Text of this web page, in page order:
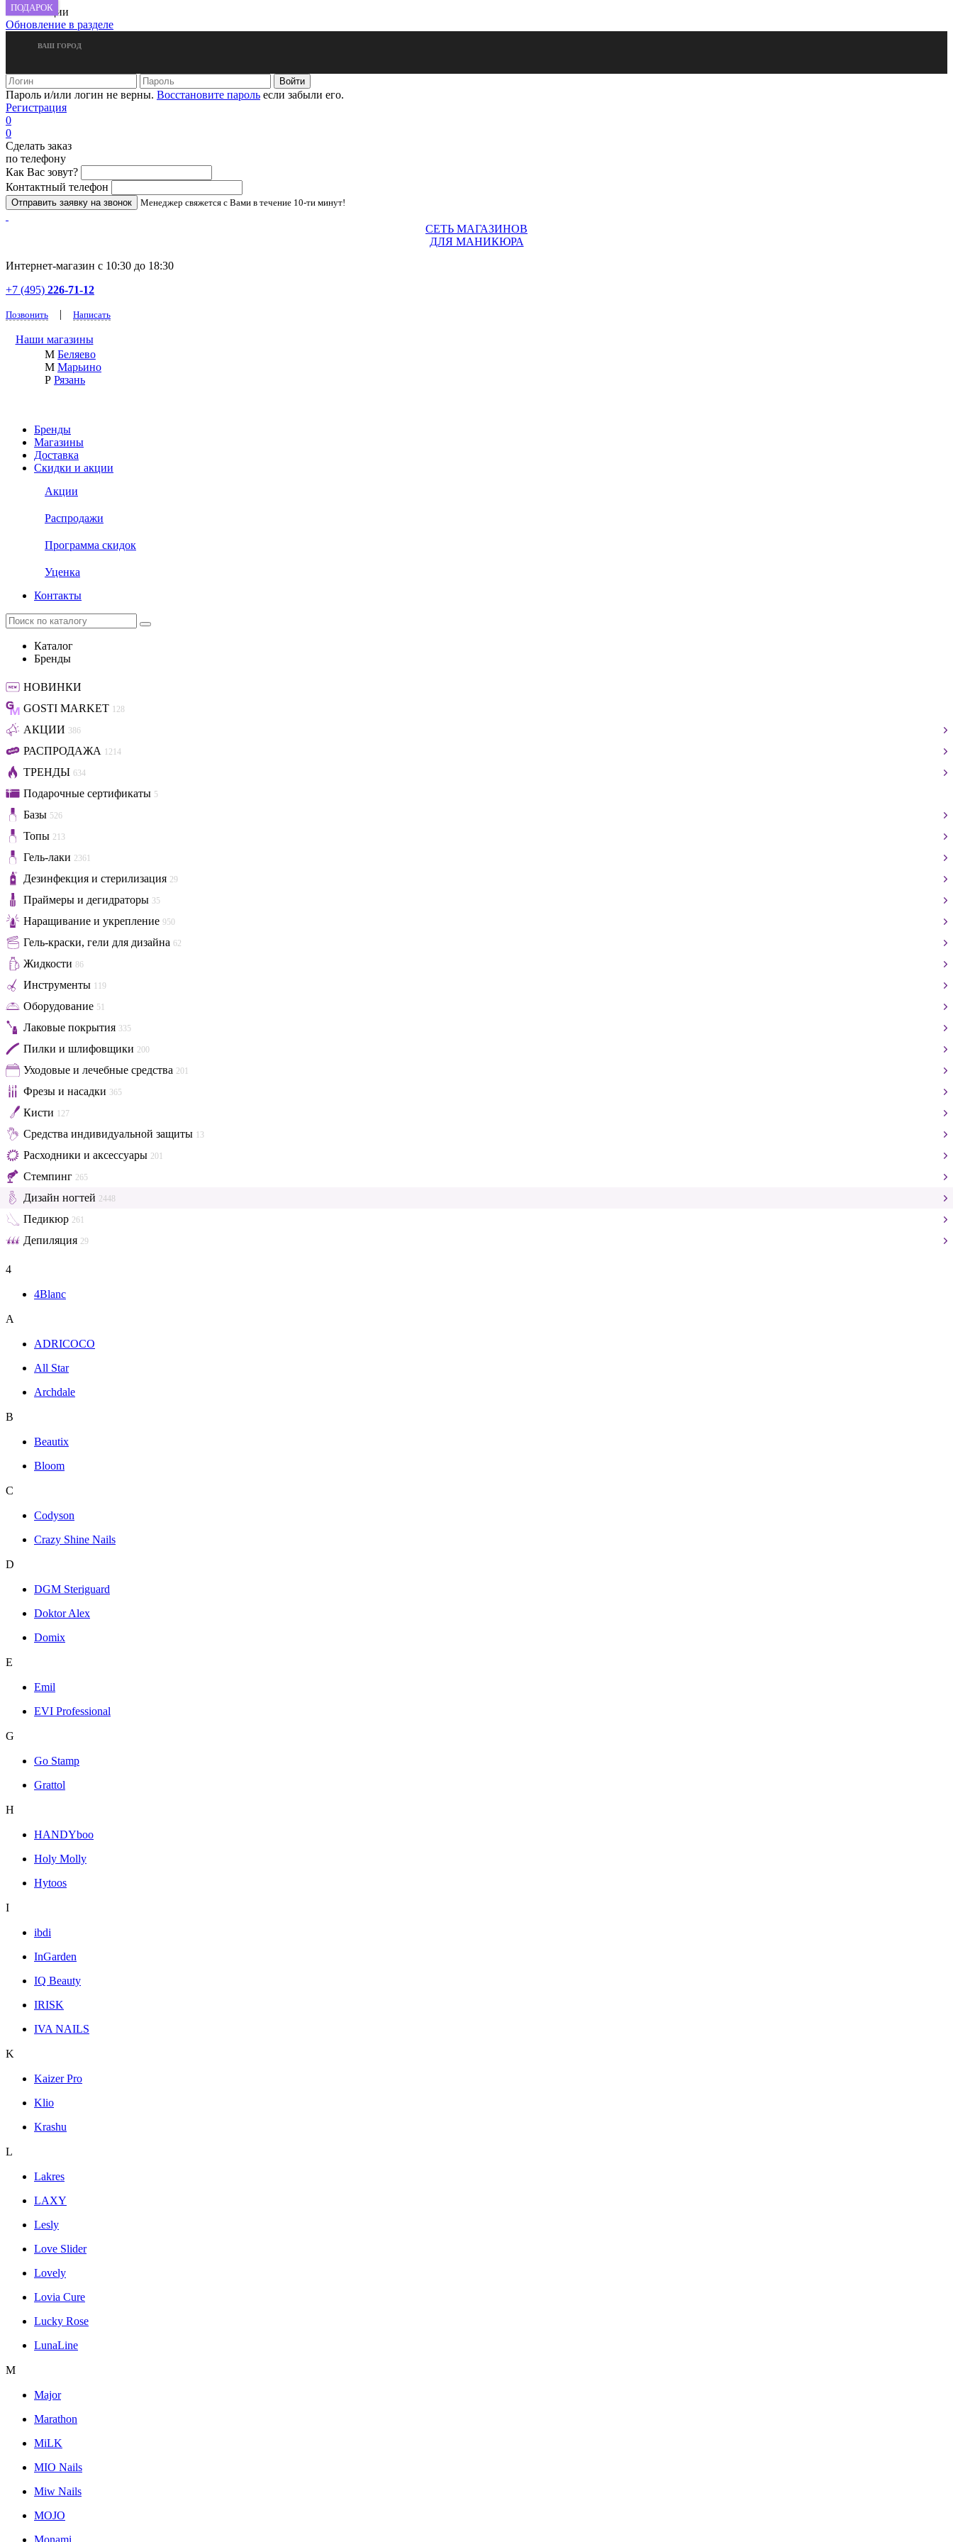
новые акции
Обновление в разделе
ВАШ ГОРОД
Пароль и/или логин не верны. Восстановите пароль если забыли его.
Регистрация
0
0
Сделать заказ
по телефону
Как Вас зовут?
Контактный телефон
Менеджер свяжется с Вами в течение 10-ти минут!
СЕТЬ МАГАЗИНОВ
ДЛЯ МАНИКЮРА
Интернет-магазин с 10:30 до 18:30
+7 (495) 226-71-12
Позвонить | Написать
Наши магазины
М Беляево
М Марьино
Р Рязань
Бренды
Магазины
Доставка
Скидки и акции
Акции
Распродажи
Программа скидок
Уценка
Контакты
Каталог
Бренды
НОВИНКИ
GOSTI MARKET 128
АКЦИИ 386
РАСПРОДАЖА 1214
ТРЕНДЫ 634
Подарочные сертификаты 5
Базы 526
Топы 213
Гель-лаки 2361
Дезинфекция и стерилизация 29
Праймеры и дегидраторы 35
Наращивание и укрепление 950
Гель-краски, гели для дизайна 62
Жидкости 86
Инструменты 119
Оборудование 51
Лаковые покрытия 335
Пилки и шлифовщики 200
Уходовые и лечебные средства 201
Фрезы и насадки 365
Кисти 127
Средства индивидуальной защиты 13
Расходники и аксессуары 201
Стемпинг 265
Дизайн ногтей 2448
Педикюр 261
Депиляция 29
4
4Blanc
A
ADRICOCO
All Star
Archdale
B
Beautix
Bloom
C
Codyson
Crazy Shine Nails
D
DGM Steriguard
Doktor Alex
Domix
E
Emil
EVI Professional
G
Go Stamp
Grattol
H
HANDYboo
Holy Molly
Hytoos
I
ibdi
InGarden
IQ Beauty
IRISK
IVA NAILS
K
Kaizer Pro
Klio
Krashu
L
Lakres
LAXY
Lesly
Love Slider
Lovely
Lovia Cure
Lucky Rose
LunaLine
M
Major
Marathon
MiLK
MIO Nails
Miw Nails
MOJO
Monami
ПОДАРОК